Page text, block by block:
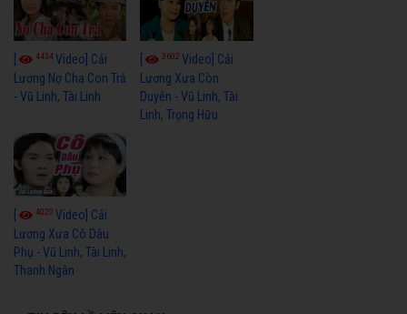
4434Video] Cải
Lương Nợ Cha Con Trả
- Vũ Linh, Tài Linh
3602Video] Cải
Lương Xưa Còn
Duyên - Vũ Linh, Tài
Linh, Trọng Hữu
[ 4020 Video] Cải
Lương Xưa Cô Dâu
Phụ - Vũ Linh, Tài Linh,
Thanh Ngân